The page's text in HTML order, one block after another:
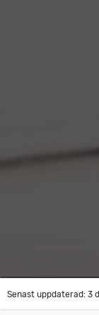
Senast uppdaterad: 3